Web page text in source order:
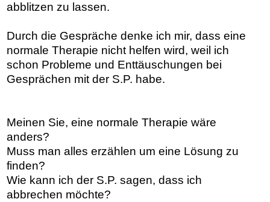
abblitzen zu lassen.
Durch die Gespräche denke ich mir, dass eine
normale Therapie nicht helfen wird, weil ich
schon Probleme und Enttäuschungen bei
Gesprächen mit der S.P. habe.
Meinen Sie, eine normale Therapie wäre
anders?
Muss man alles erzählen um eine Lösung zu
finden?
Wie kann ich der S.P. sagen, dass ich
abbrechen möchte?